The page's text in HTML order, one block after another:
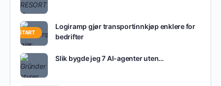
OPPSTART
Logiramp gjør transportinnkjøp enklere for
bedrifter
Slik bygde jeg 7 AI-agenter uten…